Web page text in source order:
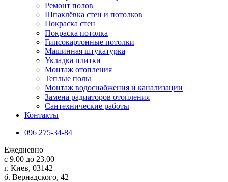
Ремонт полов
Шпаклёвка стен и потолков
Покраска стен
Покраска потолка
Гипсокартонные потолки
Машинная штукатурка
Укладка плитки
Монтаж отопления
Теплые полы
Монтаж водоснабжения и канализации
Замена радиаторов отопления
Сантехнические работы
Контакты
096 275-34-84
Ежедневно
с 9.00 до 23.00
г. Киев, 03142
б. Вернадского, 42